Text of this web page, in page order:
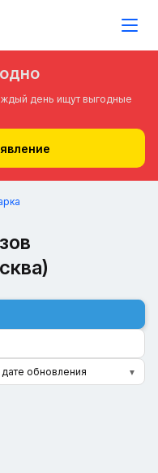
день ищут выгодные
обновления ▼